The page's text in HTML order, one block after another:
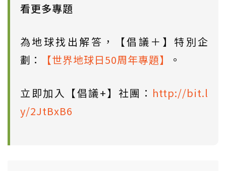
看更多專題
為地球找出解答，【倡議＋】特別企
劃：
【世界地球日50周年專題】 。
立即加入【倡議+】社團： http://bit.l
y/2JtBxB6